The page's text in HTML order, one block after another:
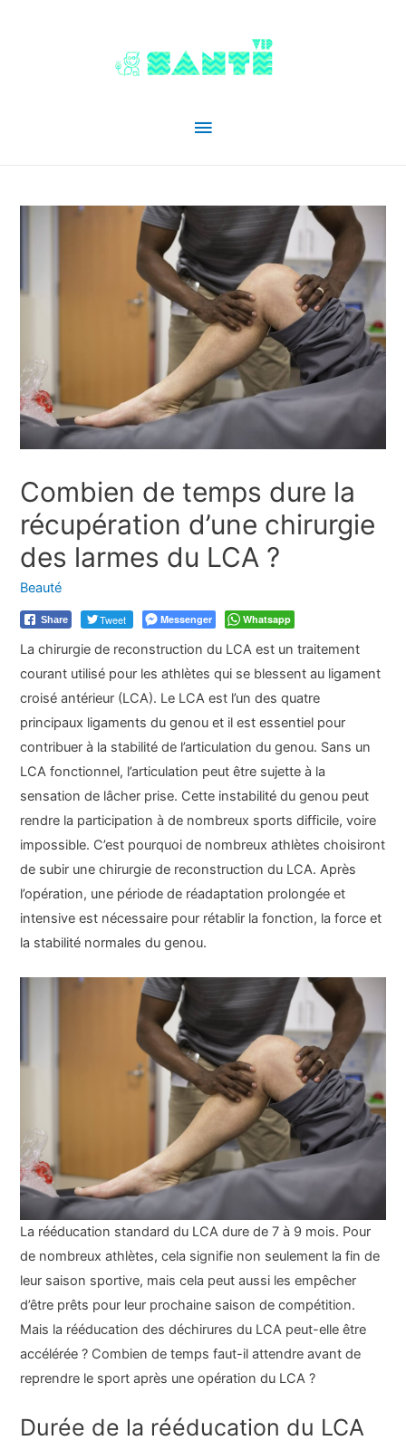
Menu
Combien de temps dure la
récupération d’une chirurgie
des larmes du LCA ?
Beauté
Share Tweet Messenger Whatsapp
La chirurgie de reconstruction du LCA est un traitement
courant utilisé pour les athlètes qui se blessent au ligament
croisé antérieur (LCA). Le LCA est l’un des quatre
principaux ligaments du genou et il est essentiel pour
contribuer à la stabilité de l’articulation du genou. Sans un
LCA fonctionnel, l’articulation peut être sujette à la
sensation de lâcher prise. Cette instabilité du genou peut
rendre la participation à de nombreux sports difficile, voire
impossible. C’est pourquoi de nombreux athlètes choisiront
de subir une chirurgie de reconstruction du LCA. Après
l’opération, une période de réadaptation prolongée et
intensive est nécessaire pour rétablir la fonction, la force et
la stabilité normales du genou.
La rééducation standard du LCA dure de 7 à 9 mois. Pour
de nombreux athlètes, cela signifie non seulement la fin de
leur saison sportive, mais cela peut aussi les empêcher
d’être prêts pour leur prochaine saison de compétition.
Mais la rééducation des déchirures du LCA peut-elle être
accélérée ? Combien de temps faut-il attendre avant de
reprendre le sport après une opération du LCA ?
Durée de la rééducation du LCA